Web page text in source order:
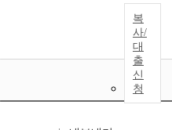
복
사/
대
출
신
청